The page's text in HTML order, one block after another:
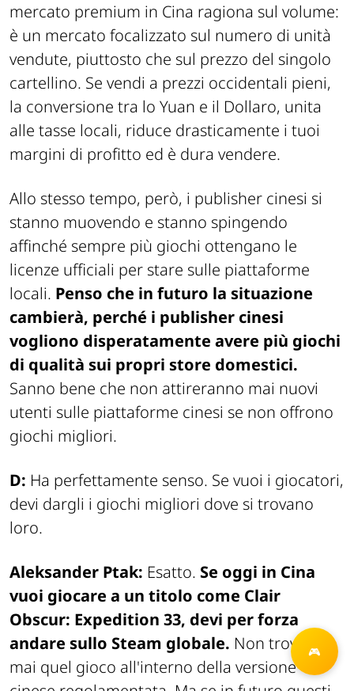
mercato premium in Cina ragiona sul volume:
è un mercato focalizzato sul numero di unità
vendute, piuttosto che sul prezzo del singolo
cartellino. Se vendi a prezzi occidentali pieni,
la conversione tra lo Yuan e il Dollaro, unita
alle tasse locali, riduce drasticamente i tuoi
margini di profitto ed è dura vendere.
Allo stesso tempo, però, i publisher cinesi si
stanno muovendo e stanno spingendo
affinché sempre più giochi ottengano le
licenze ufficiali per stare sulle piattaforme
locali. Penso che in futuro la situazione
cambierà, perché i publisher cinesi
vogliono disperatamente avere più giochi
di qualità sui propri store domestici.
Sanno bene che non attireranno mai nuovi
utenti sulle piattaforme cinesi se non offrono
giochi migliori.
D: Ha perfettamente senso. Se vuoi i giocatori,
devi dargli i giochi migliori dove si trovano
loro.
Aleksander Ptak: Esatto. Se oggi in Cina
vuoi giocare a un titolo come Clair
Obscur: Expedition 33, devi per forza
andare sullo Steam globale. Non troverai
mai quel gioco all'interno della versione